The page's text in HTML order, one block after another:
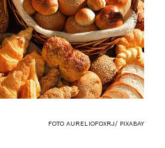
FOTO AURELIOFOXRJ/ PIXABAY